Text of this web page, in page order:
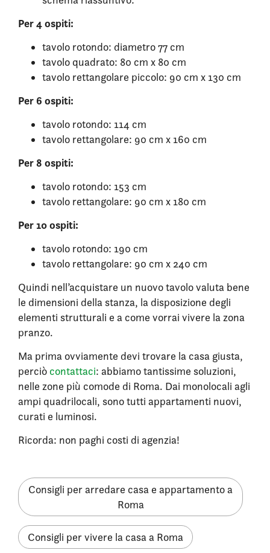
Per 4 ospiti:
tavolo rotondo: diametro 77 cm
tavolo quadrato: 80 cm x 80 cm
tavolo rettangolare piccolo: 90 cm x 130 cm
Per 6 ospiti:
tavolo rotondo: 114 cm
tavolo rettangolare: 90 cm x 160 cm
Per 8 ospiti:
tavolo rotondo: 153 cm
tavolo rettangolare: 90 cm x 180 cm
Per 10 ospiti:
tavolo rotondo: 190 cm
tavolo rettangolare: 90 cm x 240 cm
Quindi nell’acquistare un nuovo tavolo valuta bene
le dimensioni della stanza, la disposizione degli
elementi strutturali e a come vorrai vivere la zona
pranzo.
Ma prima ovviamente devi trovare la casa giusta,
perciòcontattaci: abbiamo tantissime soluzioni,
nelle zone più comode di Roma. Dai monolocali agli
ampi quadrilocali, sono tutti appartamenti nuovi,
curati e luminosi.
Ricorda: non paghi costi di agenzia!
Consigli per arredare casa e appartamento a
Roma
Consigli per vivere la casa a Roma